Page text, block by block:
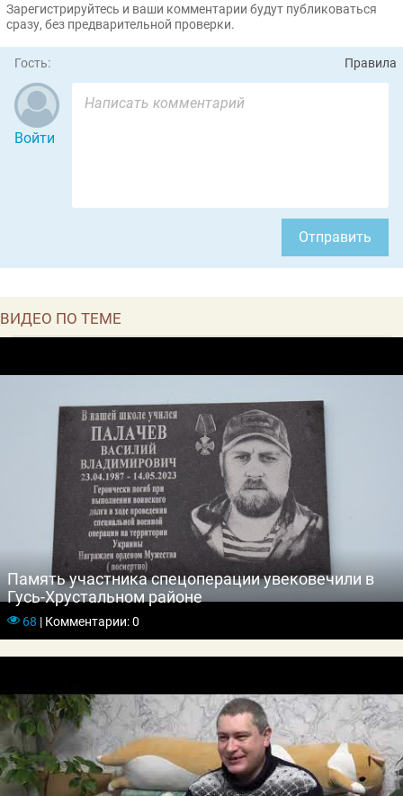
Зарегистрируйтесь и ваши комментарии будут публиковаться
сразу, без предварительной проверки.
Гость: Правила
Войти
Отправить
ВИДЕО ПО ТЕМЕ
Память участника спецоперации увековечили в
Гусь-Хрустальном районе
68 |Комментарии: 0